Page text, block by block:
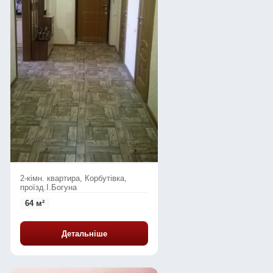
2-кімн. квартира, Корбутівка,
проїзд.І.Богуна
64 м²
Детальніше